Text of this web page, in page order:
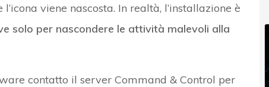
viene nascosta. In realtà, l’installazione è
solo per nascondere le attività malevoli alla
contatto il server Command & Control per